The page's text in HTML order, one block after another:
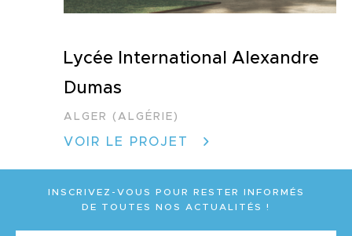
Lycée International Alexandre
Dumas
ALGER (ALGÉRIE)
VOIR LE PROJET
INSCRIVEZ-VOUS POUR RESTER INFORMÉS
DE TOUTES NOS ACTUALITÉS !